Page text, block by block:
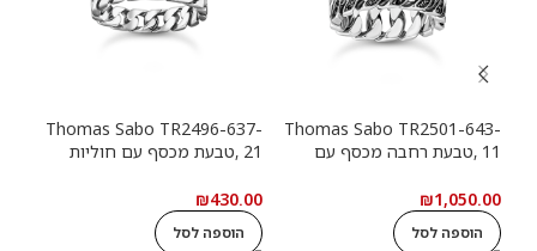
Thomas Sabo TR2501-643-
11 ,טבעת רחבה מכסף עם
₪1,050.00
הוספה לסל
Thomas Sabo TR2496-637-
21 ,טבעת מכסף עם חוליות
₪430.00
הוספה לסל